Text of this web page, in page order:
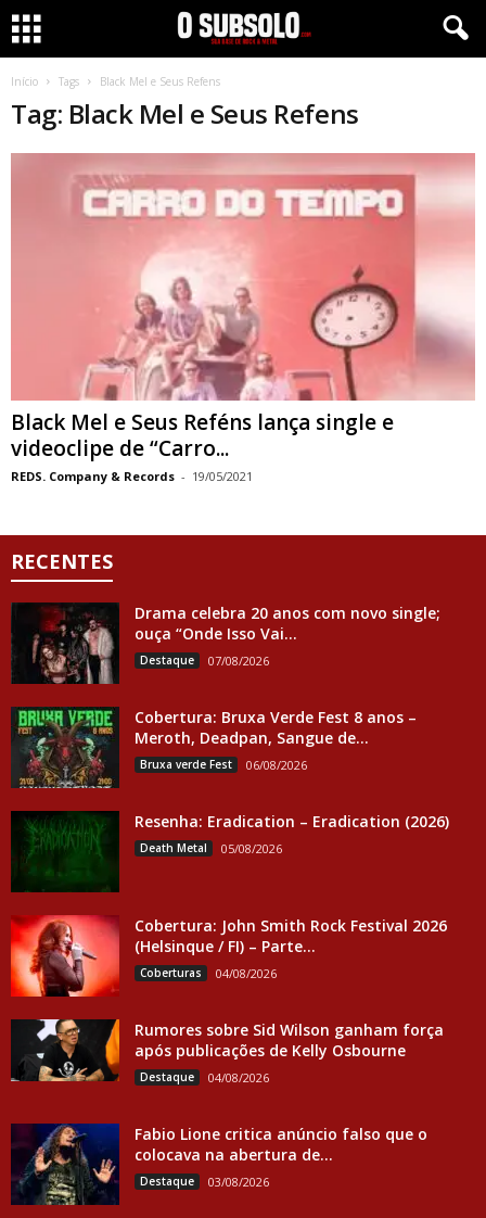
Início Tags Black Mel e Seus Refens
Tag: Black Mel e Seus Refens
Black Mel e Seus Reféns lança single e
videoclipe de “Carro...
REDS. Company & Records - 19/05/2021
RECENTES
Drama celebra 20 anos com novo single;
ouça “Onde Isso Vai...
Destaque 07/08/2026
Cobertura: Bruxa Verde Fest 8 anos –
Meroth, Deadpan, Sangue de...
Bruxa verde Fest 06/08/2026
Resenha: Eradication – Eradication (2026)
Death Metal 05/08/2026
Cobertura: John Smith Rock Festival 2026
(Helsinque / FI) – Parte...
Coberturas 04/08/2026
Rumores sobre Sid Wilson ganham força
após publicações de Kelly Osbourne
Destaque 04/08/2026
Fabio Lione critica anúncio falso que o
colocava na abertura de...
Destaque 03/08/2026